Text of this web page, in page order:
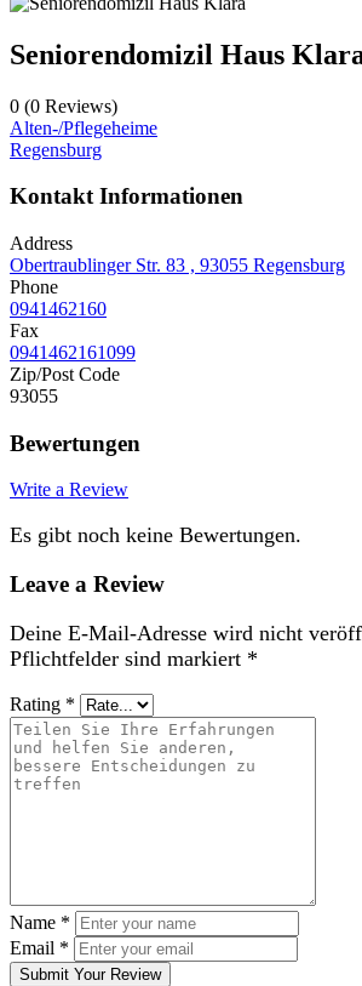
Seniorendomizil Haus
0 (0 Reviews)
Alten-/Pflegeheime
Regensburg
Kontakt Informationen
Address
Obertraublinger Str. 83 , 93055 Regensburg
Phone
0941462160
Fax
0941462161099
Zip/Post Code
93055
Bewertungen
Write a Review
Es gibt noch keine Bewertungen.
Leave a Review
Deine E-Mail-Adresse wird nicht
Pflichtfelder sind markiert *
Rating *
Name *
Email *
Submit Your Review